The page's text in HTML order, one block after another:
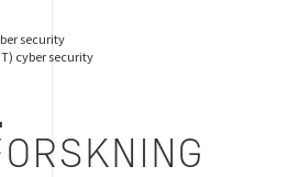
security
cyber security